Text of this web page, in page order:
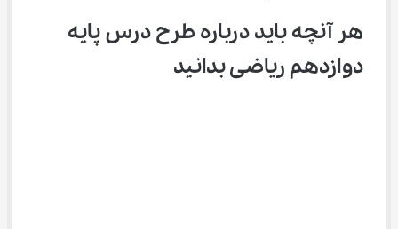
هر آنچه باید درباره طرح درس پایه
دوازدهم ریاضی بدانید